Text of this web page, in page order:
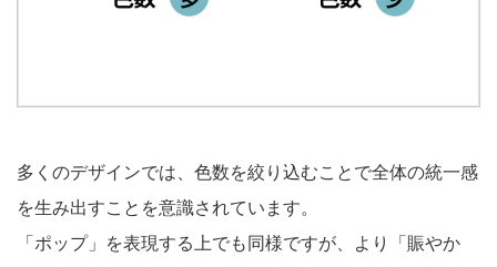
多くのデザインでは、色数を絞り込むことで全体の統一感
を生み出すことを意識されています。
「ポップ」を表現する上でも同様ですが、より「賑やか